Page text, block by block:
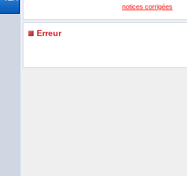
notices corrigées
Erreur